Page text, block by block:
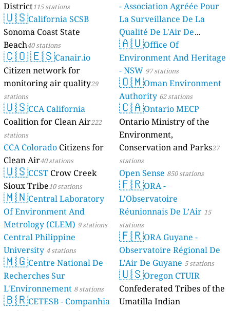
District115 stations
🇺🇸California SCSB
Sonoma Coast State
Beach40 stations
🇨🇴🇪🇸Canair.io
Citizen network for
monitoring air quality29
stations
🇺🇸CCA California
Coalition for Clean Air222
stations
CCA Colorado Citizens for
Clean Air40 stations
🇺🇸CCST Crow Creek
Sioux Tribe10 stations
🇲🇳Central Laboratory
Of Environment And
Metrology (CLEM) 9 stations
Central Philippine
University 4 stations
🇲🇬Centre National De
Recherches Sur
L'Environnement 8 stations
🇧🇷CETESB - Companhia
- Association Agréée Pour
La Surveillance De La
Qualité De L'Air De
Mayotte 4 stations
🇦🇺Office Of
Environment And Heritage
- NSW 97 stations
🇴🇲Oman Environment
Authority 62 stations
🇨🇦Ontario MECP
Ontario Ministry of the
Environment,
Conservation and Parks27
stations
Open Sense 850 stations
🇫🇷ORA -
L'Observatoire
Réunionnais De L’Air 15
stations
🇫🇷ORA Guyane -
Observatoire Régional De
L'Air De Guyane 5 stations
🇺🇸Oregon CTUIR
Confederated Tribes of the
Umatilla Indian